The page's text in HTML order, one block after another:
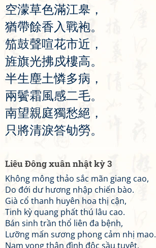
空濛草色滿江皋 ，
猶帶餘香入戰袍。
笳鼓聲喧花市近 ，
旌旗光拂戍樓高。
半生塵土憐多病 ，
兩鬢霜風感二毛。
南望親庭獨愁絕 ，
只將清淚答劬勞。
Liêu Đông xuân nhật kỳ 3
Không mông thảo sắc mãn giang cao,
Do đới dư hương nhập chiến bào.
Già cổ thanh huyên hoa thị cận,
Tinh kỳ quang phất thú lâu cao.
Bán sinh trần thổ liên đa bệnh,
Lưỡng mấn sương phong cảm nhị mao.
Nam vọng thân đình độc sầu tuyệt,